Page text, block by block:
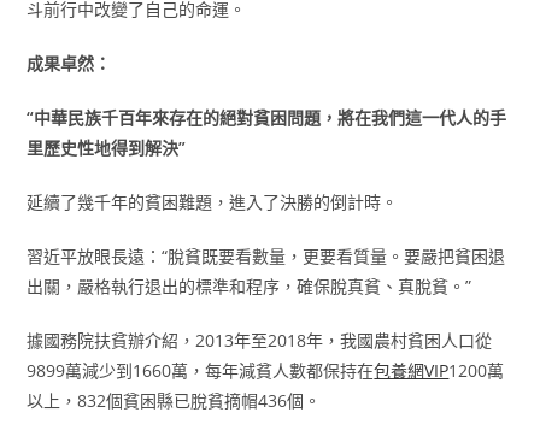
斗前行中改變了自己的命運。
成果卓然：
“中華民族千百年來存在的絕對貧困問題，將在我們這一代人的手
里歷史性地得到解決”
延續了幾千年的貧困難題，進入了決勝的倒計時。
習近平放眼長遠：“脫貧既要看數量，更要看質量。要嚴把貧困退
出關，嚴格執行退出的標準和程序，確保脫真貧、真脫貧。”
據國務院扶貧辦介紹，2013年至2018年，我國農村貧困人口從
9899萬減少到1660萬，每年減貧人數都保持在包養網VIP1200萬
以上，832個貧困縣已脫貧摘帽436個。